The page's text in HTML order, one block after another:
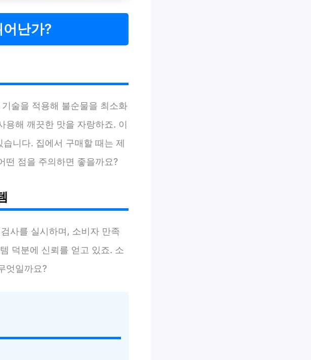
난가?
술을 적용해 불순물을 최소화
용해 깨끗한 맛을 자랑하죠. 이
니다. 집에서 구매할 때는 제
떤 점을 주의하면 좋을까요?
사를 실시하며, 소비자 만족
덕분에 신뢰를 얻고 있죠. 소
엇일까요?